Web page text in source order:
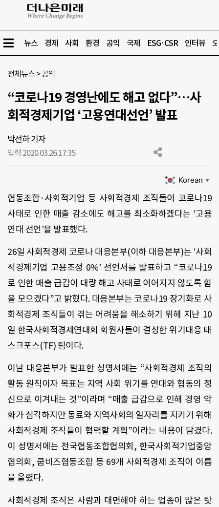
뉴스 경제 사회 환경 공익 국제 ESG·CSR 인터뷰
전체뉴스 >공익
“코로나19 경영난에도 해고 없다”…사
회적경제기업 ‘고용연대선언’ 발표
박선하 기자
입력 2020.03.26.17:35
Korean ▼
협동조합·사회적기업 등 사회적경제 조직들이 코로나19
사태로 인한 매출 감소에도 해고를 최소화하겠다는 ‘고용
연대 선언’을 발표했다.
26일 사회적경제 코로나 대응본부(이하 대응본부)는 ‘사회
적경제기업 고용조정 0%’ 선언서를 발표하고 “코로나19
로 인한 매출 급감이 대량 해고 사태로 이어지지 않도록 힘
을 모으겠다”고 밝혔다. 대응본부는 코로나19 장기화로 사
회적경제 조직들이 겪는 어려움을 해소하기 위해 지난 10
일 한국사회적경제연대회 회원사들이 결성한 위기대응 태
스크포스(TF) 팀이다.
이날 대응본부가 발표한 성명서에는 “사회적경제 조직의
활동 원칙이자 목표는 지역 사회 위기를 연대와 협동의 정
신으로 이겨내는 것”이라며 “매출 급감으로 인해 경영 악
화가 심각하지만 동료와 지역사회의 일자리를 지키기 위해
사회적경제 조직들이 협력할 계획”이라는 내용이 담겼다.
이 성명서에는 전국협동조합협의회 , 한국사회적기업중앙
협의회 , 쿱비즈협동조합 등 69개 사회적경제 조직이 이름
을 올렸다.
사회적경제 조직은 사람과 대면해야 하는 업종이 많은 탓